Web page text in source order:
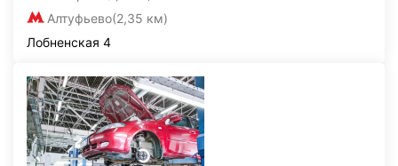
Алтуфьево(2,35 км)
Лобненская 4